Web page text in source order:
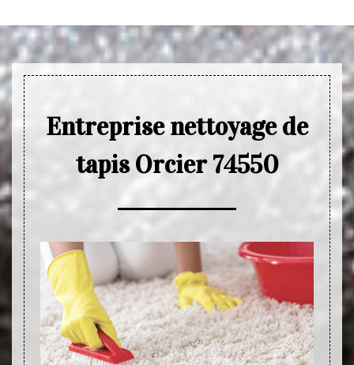
Entreprise nettoyage de
tapis Orcier 74550